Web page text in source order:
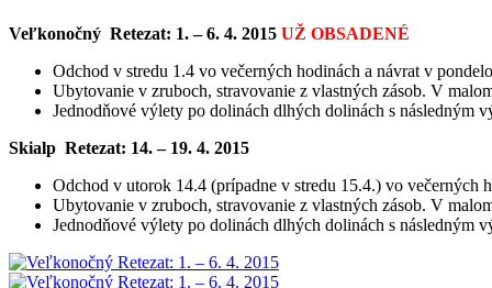
Veľkonočný Retezat: 1. – 6. 4. 2015 UŽ OBSADENÉ
Odchod v stredu 1.4 vo večerných hodinách a návrat v
Ubytovanie v zruboch, stravovanie z vlastných zásob. V
Jednodňové výlety po dolinách dlhých dolinách s následným
Skialp Retezat: 14. – 19. 4. 2015
Odchod v utorok 14.4 (prípadne v stredu 15.4.) vo večerných
Ubytovanie v zruboch, stravovanie z vlastných zásob. V
Jednodňové výlety po dolinách dlhých dolinách s následným